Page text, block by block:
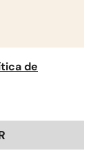
Back
de